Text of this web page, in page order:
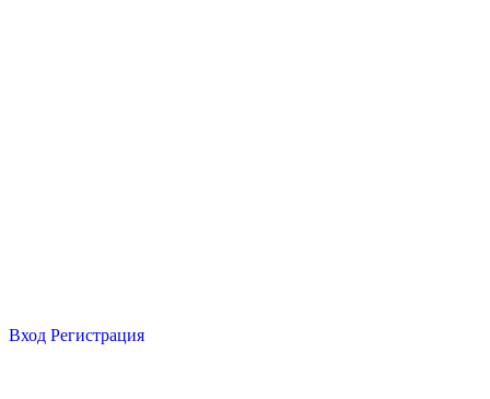
Вход Регистрация